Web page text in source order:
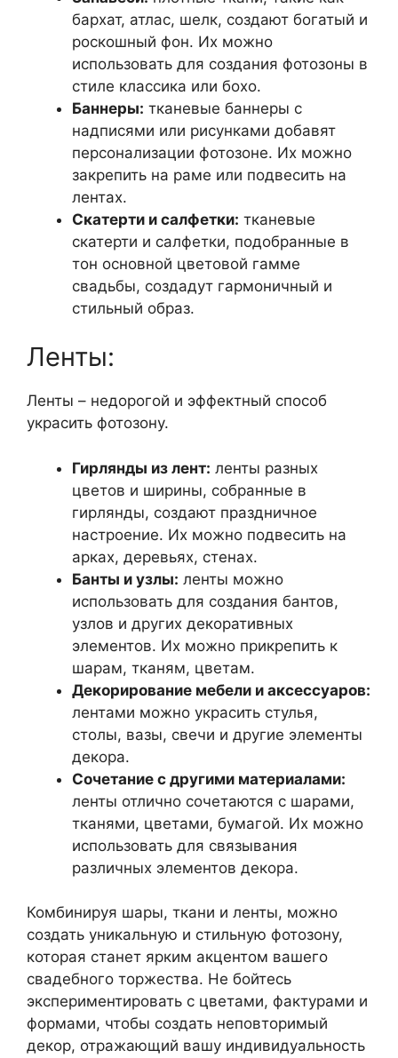
бархат, атлас, шелк, создают богатый и
роскошный фон. Их можно
использовать для создания фотозоны в
стиле классика или бохо.
Баннеры: тканевые баннеры с
надписями или рисунками добавят
персонализации фотозоне. Их можно
закрепить на раме или подвесить на
лентах.
Скатерти и салфетки: тканевые
скатерти и салфетки, подобранные в
тон основной цветовой гамме
свадьбы, создадут гармоничный и
стильный образ.
Ленты:
Ленты – недорогой и эффектный способ
украсить фотозону.
Гирлянды из лент: ленты разных
цветов и ширины, собранные в
гирлянды, создают праздничное
настроение. Их можно подвесить на
арках, деревьях, стенах.
Банты и узлы: ленты можно
использовать для создания бантов,
узлов и других декоративных
элементов. Их можно прикрепить к
шарам, тканям, цветам.
Декорирование мебели и аксессуаров:
лентами можно украсить стулья,
столы, вазы, свечи и другие элементы
декора.
Сочетание с другими материалами:
ленты отлично сочетаются с шарами,
тканями, цветами, бумагой. Их можно
использовать для связывания
различных элементов декора.
Комбинируя шары, ткани и ленты, можно
создать уникальную и стильную фотозону,
которая станет ярким акцентом вашего
свадебного торжества. Не бойтесь
экспериментировать с цветами, фактурами и
формами, чтобы создать неповторимый
декор, отражающий вашу индивидуальность